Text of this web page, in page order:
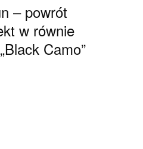
– powrót
w równie
Camo”